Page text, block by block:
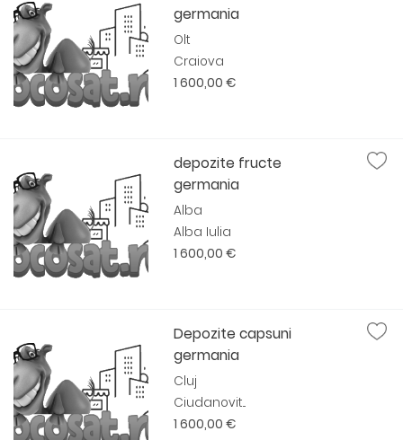
germania
Olt
Craiova
1 600,00 €
depozite fructe
germania
Alba
Alba Iulia
1 600,00 €
Depozite capsuni
germania
Cluj
Ciudanovit...
1 600,00 €